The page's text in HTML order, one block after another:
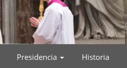
Presidencia Historia